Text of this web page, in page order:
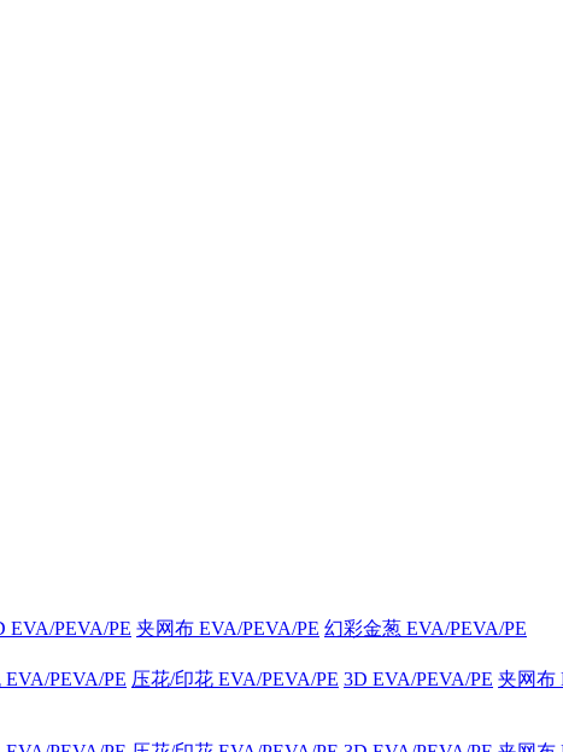
EVA/PEVA/PE 夹网布 EVA/PEVA/PE 幻彩金葱 EVA/PEVA/PE
EVA/PEVA/PE 压花/印花 EVA/PEVA/PE 3D EVA/PEVA/PE 夹网布